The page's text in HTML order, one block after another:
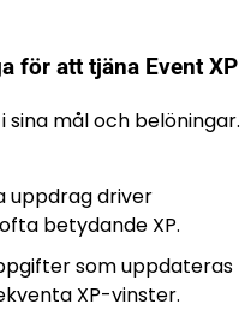
för att tjäna Event XP
mål och belöningar.
uppdrag driver
betydande XP.
som uppdateras
XP-vinster.